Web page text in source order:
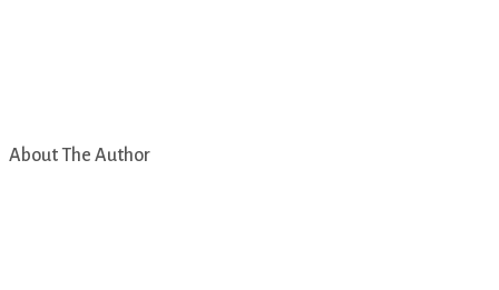
About The Author